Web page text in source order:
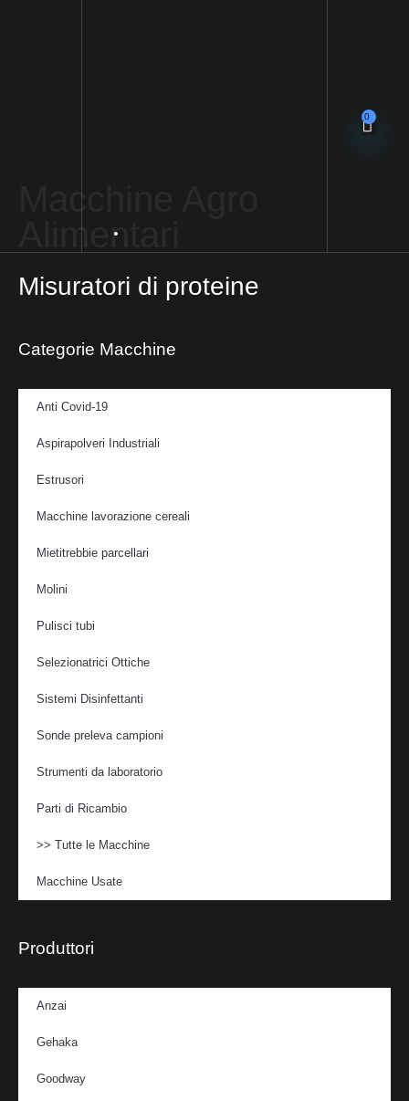
0
Alimentari
Misuratori di proteine
Categorie Macchine
Anti Covid-19
Aspirapolveri Industriali
Estrusori
Macchine lavorazione cereali
Mietitrebbie parcellari
Molini
Pulisci tubi
Selezionatrici Ottiche
Sistemi Disinfettanti
Sonde preleva campioni
Strumenti da laboratorio
Parti di Ricambio
>> Tutte le Macchine
Macchine Usate
Produttori
Anzai
Gehaka
Goodway